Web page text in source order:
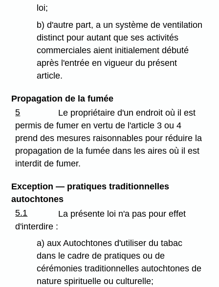
loi;
b) d'autre part, a un système de ventilation
distinct pour autant que ses activités
commerciales aient initialement débuté
après l'entrée en vigueur du présent
article.
Propagation de la fumée
5
Le propriétaire d'un endroit où il est
permis de fumer en vertu de l'article 3 ou 4
prend des mesures raisonnables pour réduire la
propagation de la fumée dans les aires où il est
interdit de fumer.
Exception — pratiques traditionnelles
autochtones
5.1
La présente loi n'a pas pour effet
d'interdire :
a) aux Autochtones d'utiliser du tabac
dans le cadre de pratiques ou de
cérémonies traditionnelles autochtones de
nature spirituelle ou culturelle;